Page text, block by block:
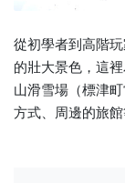
從初學者到高階
的壯大景色，這
山滑雪場（標津
方式、周邊的旅